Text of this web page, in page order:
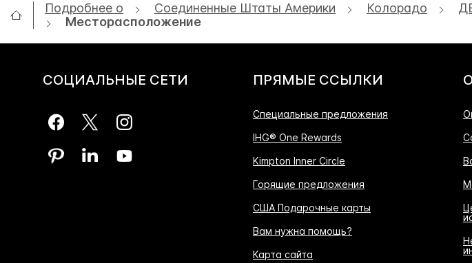
Подробнее о Соединенные Штаты Америки Колорадо
Месторасположение
СОЦИАЛЬНЫЕ СЕТИ ПРЯМЫЕ ССЫЛКИ
Специальные предложения
IHG® One Rewards
Kimpton Inner Circle
Горящие предложения
США Подарочные карты
Вам нужна помощь?
Карта сайта